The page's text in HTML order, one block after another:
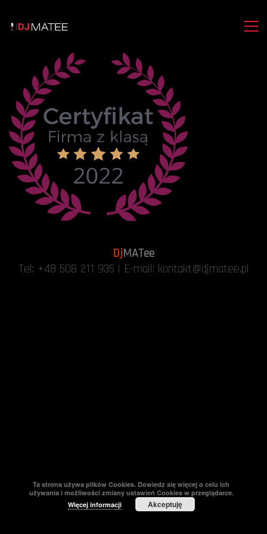
DjMATee
Tel: +48 508 211 935 | E-mail: kontakt@djmatee.pl
Ta strona używa plików Cookies. Dowiedz się więcej o celu ich
używania i możliwości zmiany ustawień Cookies w przeglądarce.
Więcej informacji
Akceptuję